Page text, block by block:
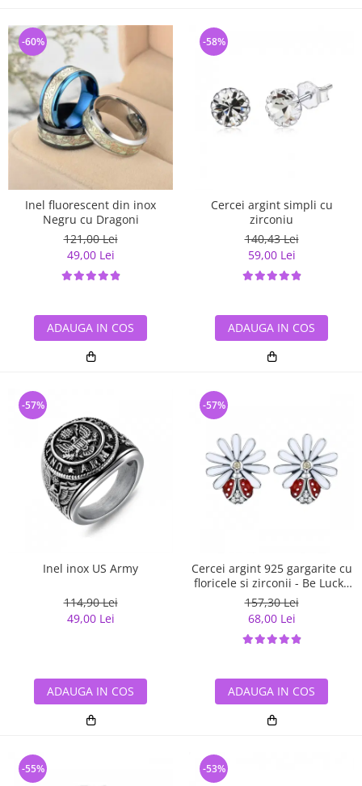
Inel fluorescent din inox
Negru cu Dragoni
121,00 Lei
49,00 Lei
-60%
ADAUGA IN COS
Cercei argint simpli cu
zirconiu
140,43 Lei
59,00 Lei
-58%
ADAUGA IN COS
Inel inox US Army
114,90 Lei
49,00 Lei
-57%
ADAUGA IN COS
Cercei argint 925 gargarite cu
floricele si zirconii - Be Lucky
EST0022
157,30 Lei
68,00 Lei
-57%
ADAUGA IN COS
-55% -53%